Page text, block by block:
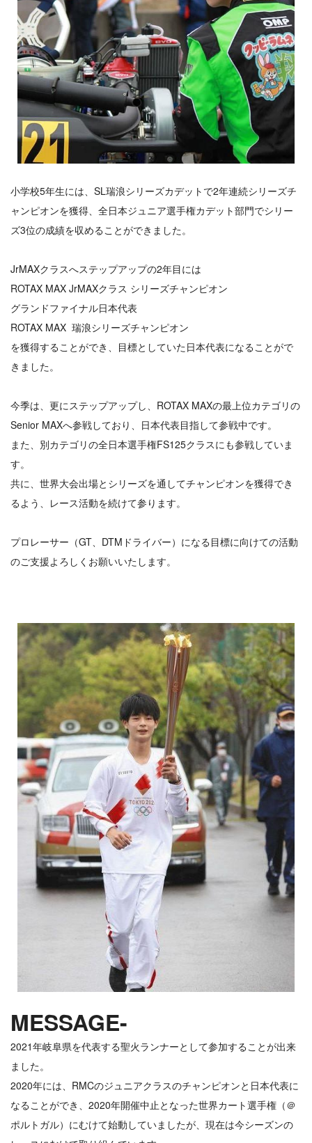
小学校5年生には、SL瑞浪シリーズカデットで2年連続シリーズチ
ャンピオンを獲得、全日本ジュニア選手権カデット部門でシリー
ズ3位の成績を収めることができました。
JrMAXクラスへステップアップの2年目には
ROTAX MAX JrMAXクラス シリーズチャンピオン
グランドファイナル日本代表
ROTAX MAX 瑞浪シリーズチャンピオン
を獲得することができ、目標としていた日本代表になることがで
きました。
今季は、更にステップアップし、ROTAX MAXの最上位カテゴリの
Senior MAXへ参戦しており、日本代表目指して参戦中です。
また、別カテゴリの全日本選手権FS125クラスにも参戦していま
す。
共に、世界大会出場とシリーズを通してチャンピオンを獲得でき
るよう、レース活動を続けて参ります。
プロレーサー（GT、DTMドライバー）になる目標に向けての活動
のご支援よろしくお願いいたします。
MESSAGE-
2021年岐阜県を代表する聖火ランナーとして参加することが出来
ました。
2020年には、RMCのジュニアクラスのチャンピオンと日本代表に
なることができ、2020年開催中止となった世界カート選手権（＠
ポルトガル）にむけて始動していましたが、現在は今シーズンの